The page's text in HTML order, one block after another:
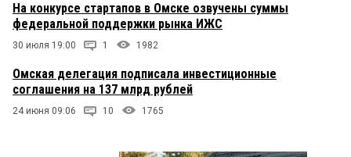
На конкурсе стартапов в Омске озвучены суммы
федеральной поддержки рынка ИЖС
30 июля 19:00 1 1982
Омская делегация подписала инвестиционные
соглашения на 137 млрд рублей
24 июня 09:06 10 1765